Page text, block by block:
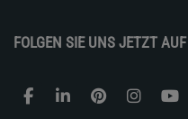
FOLGEN SIE UNS JETZT AUF